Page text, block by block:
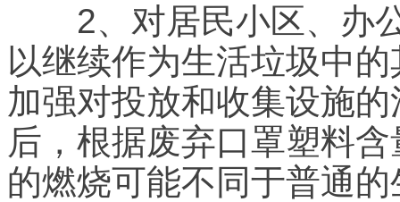
2、对居民小区、办公
以继续作为生活垃圾中
加强对投放和收集设施
后，根据废弃口罩塑料
的燃烧可能不同于普通